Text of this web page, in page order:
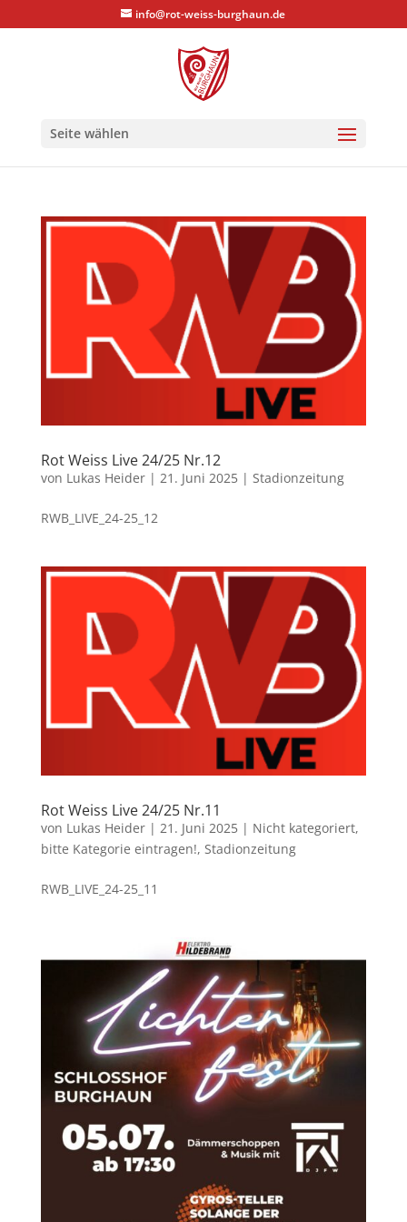
info@rot-weiss-burghaun.de
Seite wählen
Rot Weiss Live 24/25 Nr.12
von Lukas Heider| 21. Juni 2025| Stadionzeitung
RWB_LIVE_24-25_12
Rot Weiss Live 24/25 Nr.11
von Lukas Heider| 21. Juni 2025| Nicht kategoriert,
bitte Kategorie eintragen!, Stadionzeitung
RWB_LIVE_24-25_11